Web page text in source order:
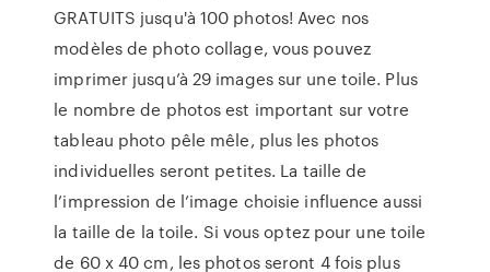
GRATUITS jusqu'à 100 photos! Avec nos
modèles de photo collage, vous pouvez
imprimer jusqu’à 29 images sur une toile. Plus
le nombre de photos est important sur votre
tableau photo pêle mêle, plus les photos
individuelles seront petites. La taille de
l’impression de l’image choisie influence aussi
la taille de la toile. Si vous optez pour une toile
de 60 x 40 cm, les photos seront 4 fois plus